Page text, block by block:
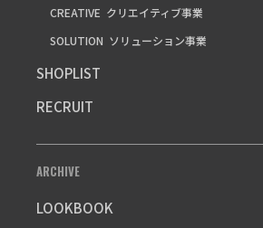
CREATIVE クリエイティブ事業
SOLUTION ソリューション事業
SHOPLIST
RECRUIT
ARCHIVE
LOOKBOOK